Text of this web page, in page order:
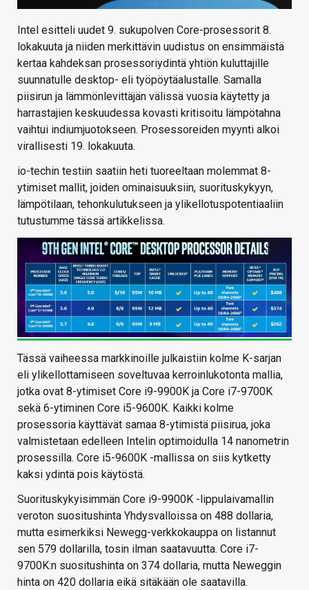
Intel esitteli uudet 9. sukupolven Core-prosessorit 8.
lokakuuta ja niiden merkittävin uudistus on ensimmäistä
kertaa kahdeksan prosessoriydintä yhtiön kuluttajille
suunnatulle desktop- eli työpöytäalustalle. Samalla
piisirun ja lämmönlevittäjän välissä vuosia käytetty ja
harrastajien keskuudessa kovasti kritisoitu lämpötahna
vaihtui indiumjuotokseen. Prosessoreiden myynti alkoi
virallisesti 19. lokakuuta.
io-techin testiin saatiin heti tuoreeltaan molemmat 8-
ytimiset mallit, joiden ominaisuuksiin, suorituskykyyn,
lämpötilaan, tehonkulutukseen ja ylikellotuspotentiaaliin
tutustumme tässä artikkelissa.
Tässä vaiheessa markkinoille julkaistiin kolme K-sarjan
eli ylikellottamiseen soveltuvaa kerroinlukotonta mallia,
jotka ovat 8-ytimiset Core i9-9900K ja Core i7-9700K
sekä 6-ytiminen Core i5-9600K. Kaikki kolme
prosessoria käyttävät samaa 8-ytimistä piisirua, joka
valmistetaan edelleen Intelin optimoidulla 14 nanometrin
prosessilla. Core i5-9600K -mallissa on siis kytketty
kaksi ydintä pois käytöstä.
Suorituskykyisimmän Core i9-9900K -lippulaivamallin
veroton suositushinta Yhdysvalloissa on 488 dollaria,
mutta esimerkiksi Newegg-verkkokauppa on listannut
sen 579 dollarilla, tosin ilman saatavuutta. Core i7-
9700K:n suositushinta on 374 dollaria, mutta Neweggin
hinta on 420 dollaria eikä sitäkään ole saatavilla.